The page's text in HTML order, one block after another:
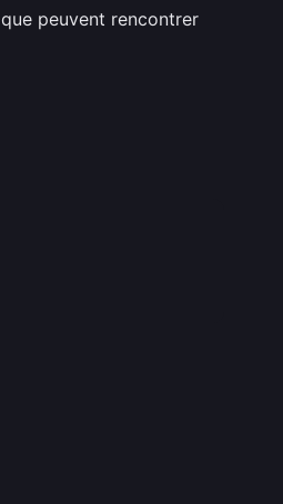
peuvent rencontrer